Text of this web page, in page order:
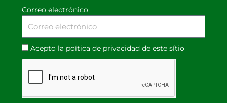
Correo electrónico
Acepto la poítica de privacidad de este sítio